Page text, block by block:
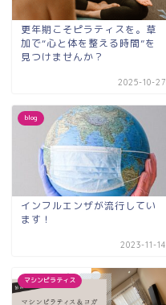
更年期こそピラティスを。草
加で“心と体を整える時間”を
見つけませんか？
2025-10-27
blog
インフルエンザが流行してい
ます！
2023-11-14
マシンピラティス